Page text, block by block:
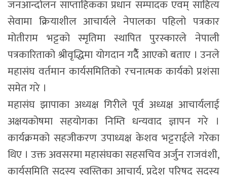
जनआन्दोलन साप्ताहिकका प्रधान सम्पादक एवम् साहित्य
सेवामा क्रियाशील आचार्यले नेपालका पहिलो पत्रकार
मोतीराम भट्टको स्मृतिमा स्थापित पुरस्कारले नेपाली
पत्रकारिताको श्रीवृद्धिमा योगदान गर्दैै आएको बताए । उनले
महासंघ वर्तमान कार्यसमितिको रचनात्मक कार्यको प्रशंसा
समेत गरे ।
महासंघ झापाका अध्यक्ष गिरीले पूर्व अध्यक्ष आचार्यलाई
अक्षयकोषमा सहयोगका निम्ति धन्यवाद ज्ञापन गरे ।
कार्यक्रमको सहजीकरण उपाध्यक्ष केशव भट्टराईले गरेका
थिए । उक्त अवसरमा महासंघका सहसचिव अर्जुन राजवंशी,
कार्यसमिति सदस्य स्वस्तिका आचार्य, प्रदेश परिषद् सदस्य